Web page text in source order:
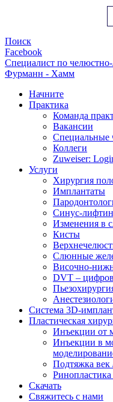
Поиск
Facebook
Специалист по
Фурманн - Хамм
Начните
Практика
Команда
Вакансии
Специальные
Коллеги
Zuweiser:
Услуги
Хирургия
Имплантаты
Синус-
Изменения в
Кисты
Слюнные
Височно-
DVT –
Система 3D-
Пластическая
Инъекции от
Инъекции в
Подтяжка век
Скачать
Свяжитесь с нами